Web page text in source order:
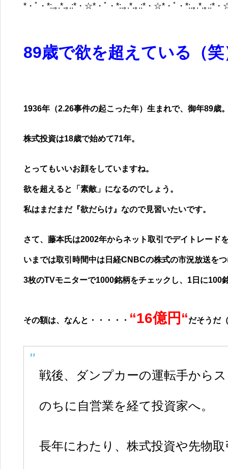
*・ﾟ・*:.｡.*.｡.:*・☆*・ﾟ・*:.｡.*.｡.:*・☆*・ﾟ・*:.｡.*.｡.:*・
89歳で欲を超えている（笑
1936年（2.26事件の起こった年）生まれで、御年89歳
株式投資は18歳で始めて71年。
とってもいいお顔をしていますね。
欲を超えると「素敵」になるのでしょう。
私はまだまだ『欲だらけ 』 なので見習いたいです。
さて、藤本氏は2002年からネット取引でデイトレード
いまでは取引時間中は日経CNBCの株式の市況放送を
3枚のTVモニターで1000銘柄をチェックし、 1 日に100
その額は、なんと・・・・・ “16億円“だそうだ
戦後、ダンプカーの運転手から
のちに自営業を経て投資家へ。
長年にわたり、株式投資や先物